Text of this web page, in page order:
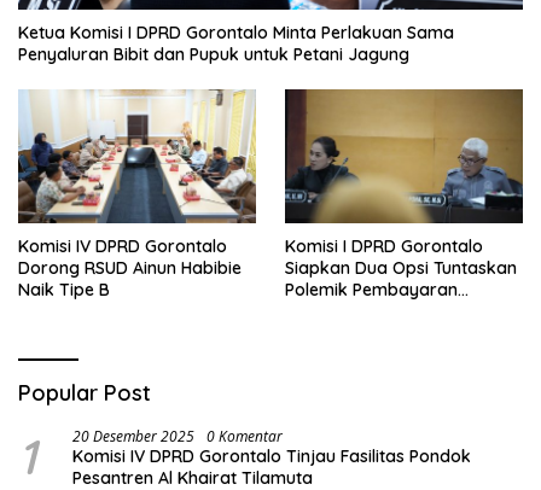
Ketua Komisi I DPRD Gorontalo Minta Perlakuan Sama
Penyaluran Bibit dan Pupuk untuk Petani Jagung
Komisi IV DPRD Gorontalo
Dorong RSUD Ainun Habibie
Naik Tipe B
Komisi I DPRD Gorontalo
Siapkan Dua Opsi Tuntaskan
Polemik Pembayaran
Popular Post
1 20 Desember 2025 0 Komentar
Komisi IV DPRD Gorontalo Tinjau Fasilitas Pondok
Pesantren Al Khairat Tilamuta